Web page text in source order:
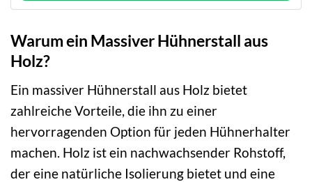
Warum ein Massiver Hühnerstall aus
Holz?
Ein massiver Hühnerstall aus Holz bietet
zahlreiche Vorteile, die ihn zu einer
hervorragenden Option für jeden Hühnerhalter
machen. Holz ist ein nachwachsender Rohstoff,
der eine natürliche Isolierung bietet und eine